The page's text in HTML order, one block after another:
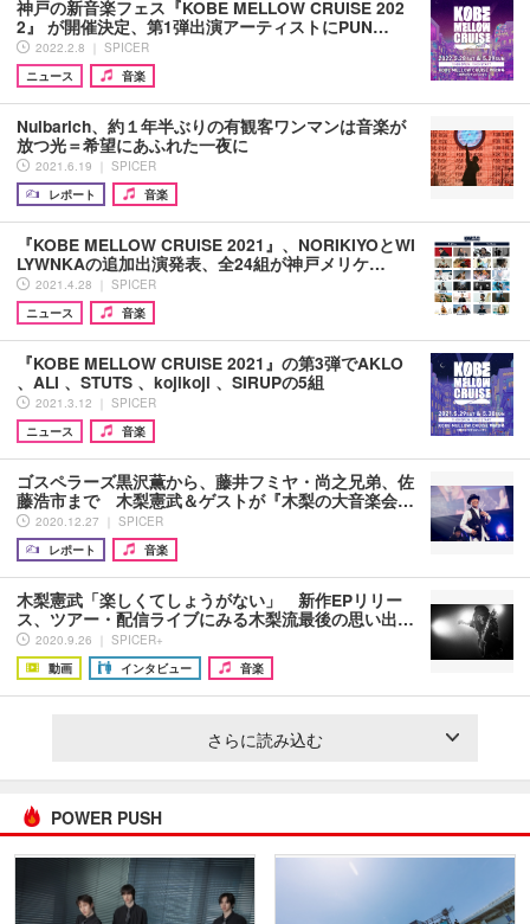
神戸の新音楽フェス『KOBE MELLOW CRUISE 202
2』 が開催決定、第1弾出演アーティストにPUN…
2022.2.8 ｜ SPICER
ニュース
音楽
Nulbarich、約１年半ぶりの有観客ワンマンは音楽が
放つ光＝希望にあふれた一夜に
2021.6.19 ｜ SPICER
レポート
音楽
『KOBE MELLOW CRUISE 2021』、NORIKIYOとWI
LYWNKAの追加出演発表、全24組が神戸メリケ…
2021.4.28 ｜ SPICER
ニュース
音楽
『KOBE MELLOW CRUISE 2021』の第3弾でAKLO
、ALI 、STUTS 、kojikoji 、SIRUPの5組
2021.3.12 ｜ SPICER
ニュース
音楽
ゴスペラーズ黒沢薫から、藤井フミヤ・尚之兄弟、佐
藤浩市まで 木梨憲武＆ゲストが『木梨の大音楽会…
2020.12.27 ｜ SPICER
レポート
音楽
木梨憲武「楽しくてしょうがない」 新作EPリリー
ス、ツアー・配信ライブにみる木梨流最後の思い出…
2020.9.26 ｜ SPICER+
動画
インタビュー 音楽
さらに読み込む
POWER PUSH